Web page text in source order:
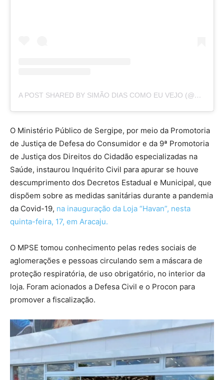
A POST SHARED BY SIMÃO DIAS COMO EU VEJO (@SIMAODIASCOMOEUVEJO)
O Ministério Público de Sergipe, por meio da Promotoria
de Justiça de Defesa do Consumidor e da 9ª Promotoria
de Justiça dos Direitos do Cidadão especializadas na
Saúde, instaurou Inquérito Civil para apurar se houve
descumprimento dos Decretos Estadual e Municipal, que
dispõem sobre as medidas sanitárias durante a pandemia
da Covid-19, na inauguração da Loja “Havan”, nesta
quinta-feira, 17, em Aracaju.
O MPSE tomou conhecimento pelas redes sociais de
aglomerações e pessoas circulando sem a máscara de
proteção respiratória, de uso obrigatório, no interior da
loja. Foram acionados a Defesa Civil e o Procon para
promover a fiscalização.